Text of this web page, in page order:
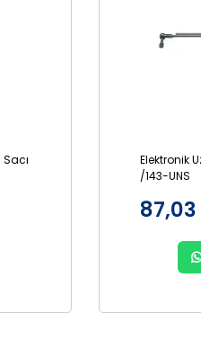
Elektronik
/143-UNS
87,03